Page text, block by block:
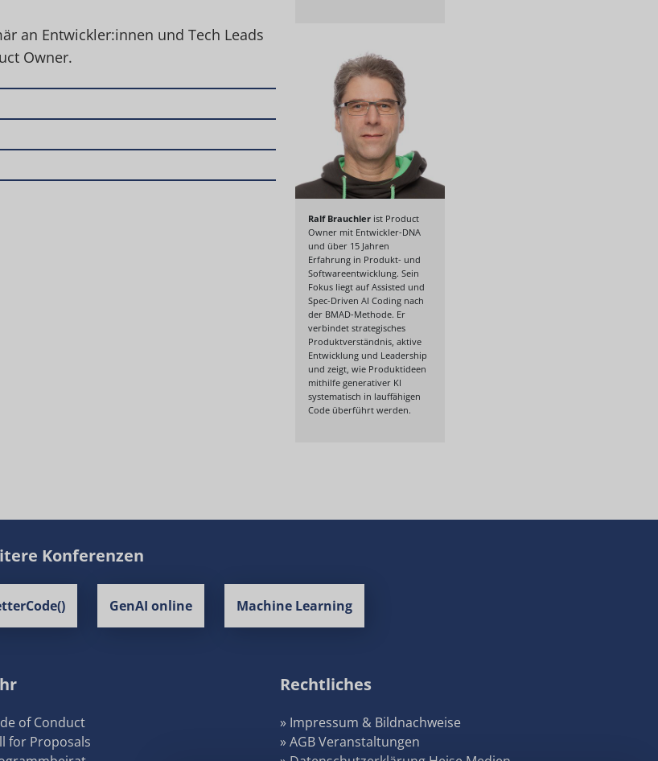
an Entwickler:innen und Tech Leads
Owner.
Ralf Brauchler ist Product
Owner mit Entwickler-DNA
und über 15 Jahren
Erfahrung in Produkt- und
Softwareentwicklung. Sein
Fokus liegt auf Assisted und
Spec-Driven AI Coding nach
der BMAD-Methode. Er
verbindet strategisches
Produktverständnis, aktive
Entwicklung und Leadership
und zeigt, wie Produktideen
mithilfe generativer KI
systematisch in lauffähigen
Code überführt werden.
Konferenzen
GenAI online Machine Learning
of Conduct
for Proposals
Rechtliches
» Impressum & Bildnachweise
» AGB Veranstaltungen